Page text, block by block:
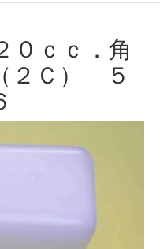
ｃｃ．角
２Ｃ） ５